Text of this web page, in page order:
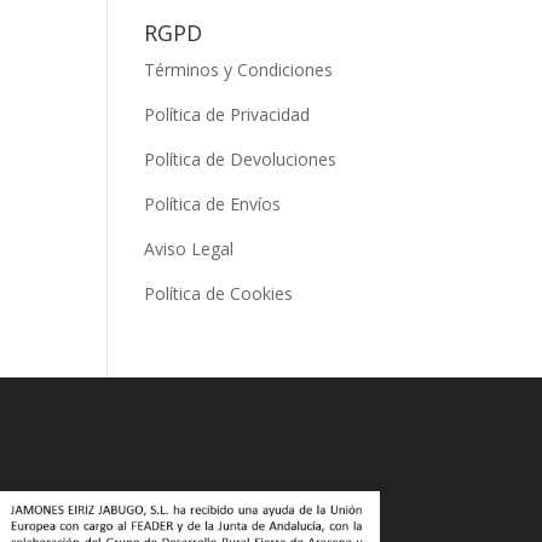
RGPD
Términos y Condiciones
Política de Privacidad
Política de Devoluciones
Política de Envíos
Aviso Legal
Política de Cookies